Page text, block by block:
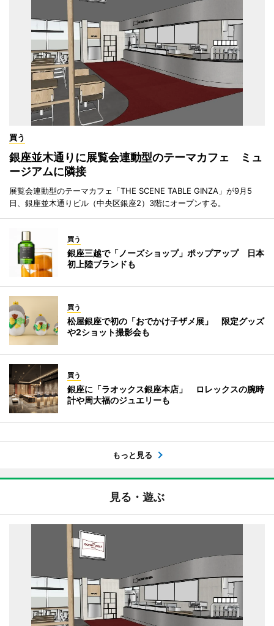
買う
銀座並木通りに展覧会連動型のテーマカフェ ミュ
ージアムに隣接
展覧会連動型のテーマカフェ「THE SCENE TABLE GINZA」が9月5
日、銀座並木通りビル（中央区銀座2）3階にオープンする。
買う
銀座三越で「ノーズショップ」ポップアップ 日本
初上陸ブランドも
買う
松屋銀座で初の「おでかけ子ザメ展」 限定グッズ
や2ショット撮影会も
買う
銀座に「ラオックス銀座本店」 ロレックスの腕時
計や周大福のジュエリーも
もっと見る
見る・遊ぶ